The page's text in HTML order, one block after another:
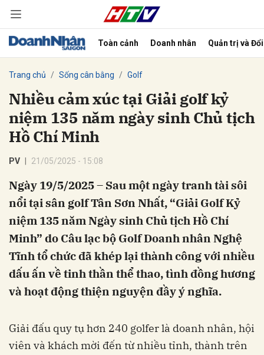
Toàn cảnh Doanh nhân Quản trị và
Trang chủ Sống cân bằng Golf
Nhiều cảm xúc tại Giải golf kỷ
niệm 135 năm ngày sinh Chủ tịch
Hồ Chí Minh
PV 21/05/2025 - 15:08
Ngày 19/5/2025 – Sau một ngày tranh tài sôi
nổi tại sân golf Tân Sơn Nhất, “Giải Golf Kỷ
niệm 135 năm Ngày sinh Chủ tịch Hồ Chí
Minh” do Câu lạc bộ Golf Doanh nhân Nghệ
Tĩnh tổ chức đã khép lại thành công với nhiều
dấu ấn về tinh thần thể thao, tình đồng hương
và hoạt động thiện nguyện đầy ý nghĩa.
Giải đấu quy tụ hơn 240 golfer là doanh nhân, hội
viên và khách mời đến từ nhiều tỉnh, thành trên
Hủy